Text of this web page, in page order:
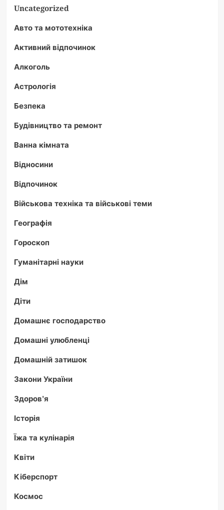
Uncategorized
Авто та мототехніка
Активний відпочинок
Алкоголь
Астрологія
Безпека
Будівництво та ремонт
Ванна кімната
Відносини
Відпочинок
Військова техніка та військові теми
Географія
Гороскоп
Гуманітарні науки
Дім
Діти
Домашнє господарство
Домашні улюбленці
Домашній затишок
Закони України
Здоров'я
Історія
Їжа та кулінарія
Квіти
Кіберспорт
Космос